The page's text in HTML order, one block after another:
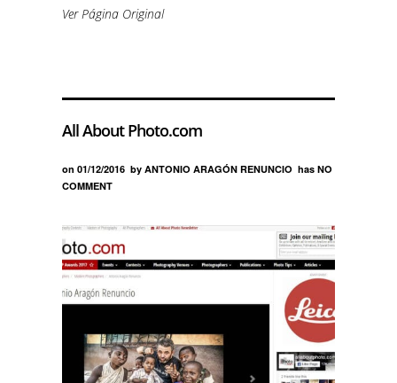
Ver Página Original
All About Photo.com
on 01/12/2016 by ANTONIO ARAGÓN RENUNCIO has NO
COMMENT